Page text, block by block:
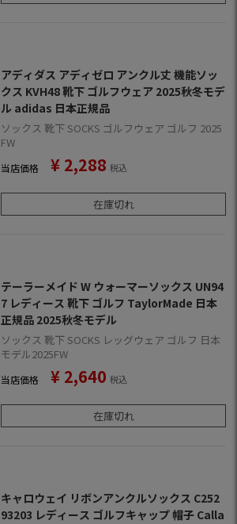
アディダス アディゼロ アンクル丈 機能ソッ
クス KVH48 靴下 ゴルフウェア 2025秋冬モデ
ル adidas 日本正規品
ソックス 靴下 SOCKS ゴルフウェア ゴルフ 2025
FW
当店価格 ¥ 2,288 税込
在庫切れ
テーラーメイド W ウォーマーソックス UN94
7 レディース 靴下 ゴルフ TaylorMade 日本
正規品 2025秋冬モデル
ソックス 靴下 SOCKS レッグウェア ゴルフ 日本
モデル2025FW
当店価格 ¥ 2,640 税込
在庫切れ
キャロウェイ リボンアンクルソックス C252
93203 レディース ゴルフキャップ 帽子 Calla